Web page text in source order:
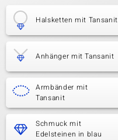
Halsketten mit Tansanit
Anhänger mit Tansanit
Armbänder mit
Tansanit
Schmuck mit
Edelsteinen in blau